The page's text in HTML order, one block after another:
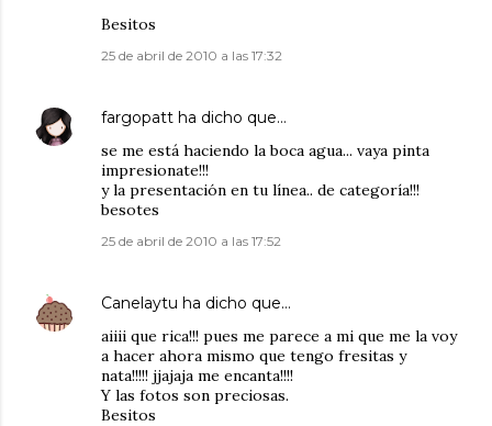
Besitos
25 de abril de 2010 a las 17:32
fargopatt ha dicho que…
se me está haciendo la boca agua... vaya pinta
impresionate!!!
y la presentación en tu línea.. de categoría!!!
besotes
25 de abril de 2010 a las 17:52
Canelaytu ha dicho que…
aiiii que rica!!! pues me parece a mi que me la voy
a hacer ahora mismo que tengo fresitas y
nata!!!!! jjajaja me encanta!!!!
Y las fotos son preciosas.
Besitos